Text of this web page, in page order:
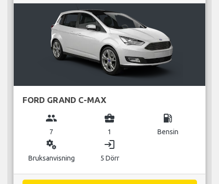
FORD GRAND C-MAX
group
7
business_center
1
local_gas_station
Bensin
miscellaneous_services
Bruksanvisning
login
5 Dörr